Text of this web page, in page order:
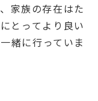
家族の存在はた
とってより良い
緒に行っていま